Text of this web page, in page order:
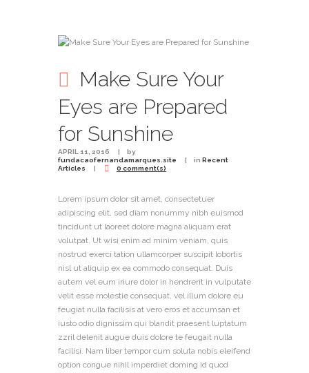
Make Sure Your
Eyes are Prepared
for Sunshine
APRIL 11, 2016
by
fundacaofernandamarques.site
in Recent
Articles
0 comment(s)
Lorem ipsum dolor sit amet, consectetuer
adipiscing elit, sed diam nonummy nibh euismod
tincidunt ut laoreet dolore magna aliquam erat
volutpat. Ut wisi enim ad minim veniam, quis
nostrud exerci tation ullamcorper suscipit lobortis
nisl ut aliquip ex ea commodo consequat. Duis
autem vel eum iriure dolor in hendrerit in vulputate
velit esse molestie consequat, vel illum dolore eu
feugiat nulla facilisis at vero eros et accumsan et
iusto odio dignissim qui blandit praesent luptatum
zzril delenit augue duis dolore te feugait nulla
facilisi. Nam liber tempor cum soluta nobis eleifend
option congue nihil imperdiet doming id quod